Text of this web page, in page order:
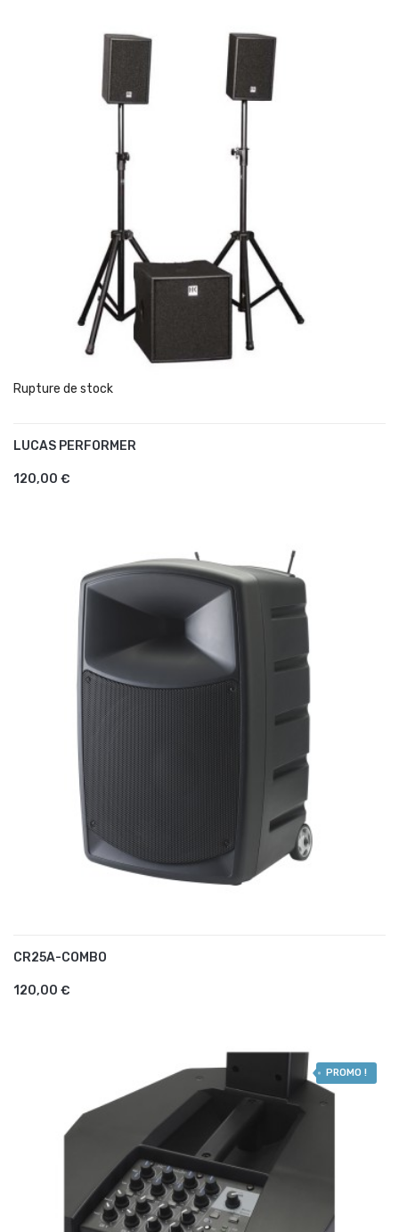
Rupture de stock
LUCAS PERFORMER
120,00 €
CR25A-COMBO
120,00 €
PROMO !